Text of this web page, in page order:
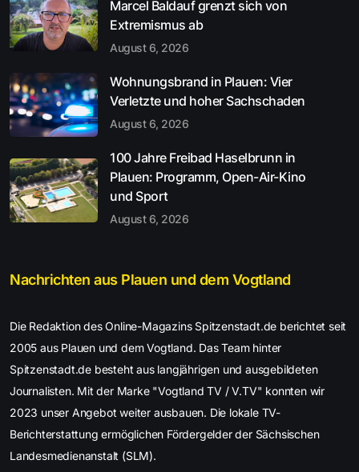
Marcel Baldauf grenzt sich von
Extremismus ab
August 6, 2026
Wohnungsbrand in Plauen: Vier
Verletzte und hoher Sachschaden
August 6, 2026
100 Jahre Freibad Haselbrunn in
Plauen: Programm, Open-Air-Kino
und Sport
August 6, 2026
Nachrichten aus Plauen und dem Vogtland
Die Redaktion des Online-Magazins Spitzenstadt.de berichtet seit
2005 aus Plauen und dem Vogtland. Das Team hinter
Spitzenstadt.de besteht aus langjährigen und ausgebildeten
Journalisten. Mit der Marke "Vogtland TV / V.TV" konnten wir
2023 unser Angebot weiter ausbauen. Die lokale TV-
Berichterstattung ermöglichen Fördergelder der Sächsischen
Landesmedienanstalt (SLM).